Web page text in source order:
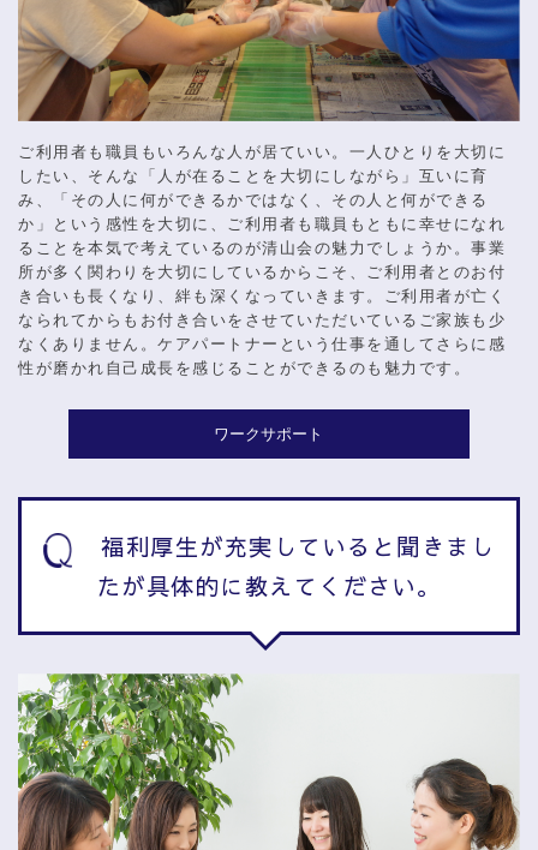
ご利用者も職員もいろんな人が居ていい。一人ひとりを大切に
したい、そんな「人が在ることを大切にしながら」互いに育
み、「その人に何ができるかではなく、その人と何ができる
か」という感性を大切に、ご利用者も職員もともに幸せになれ
ることを本気で考えているのが清山会の魅力でしょうか。事業
所が多く関わりを大切にしているからこそ、ご利用者とのお付
き合いも長くなり、絆も深くなっていきます。ご利用者が亡く
なられてからもお付き合いをさせていただいているご家族も少
なくありません。ケアパートナーという仕事を通してさらに感
性が磨かれ自己成長を感じることができるのも魅力です。
ワークサポート
福利厚生が充実していると聞きまし
たが具体的に教えてください。